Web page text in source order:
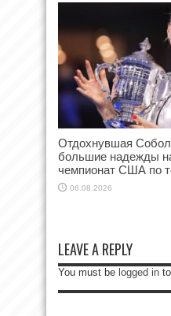
Отдохнувшая
большие надежды
чемпионат США по
06.08.2026
LEAVE A REPLY
You must be logged in